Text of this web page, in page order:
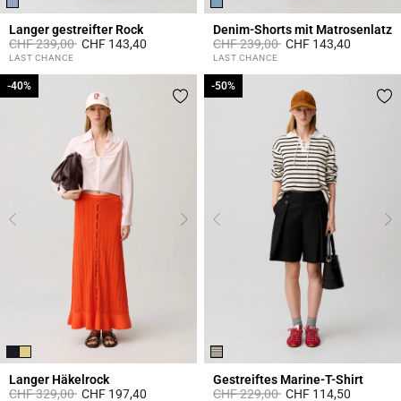
Langer gestreifter Rock
Price reduced from
CHF 239,00toCHF 143,40
3.8 out of 5 Customer Rating
LAST CHANCE
Denim-Shorts mit Matrosenlatz
Price reduced from
CHF 239,00toCHF 143,40
5 out of 5 Customer Rating
LAST CHANCE
Langer Häkelrock
Price reduced from
CHF 329,00to
-40%
CHF 197,40
-40%
Gestreiftes Marine-T-Shirt
Price reduced from
CHF 229,00to
-50%
CHF 114,50
-50%